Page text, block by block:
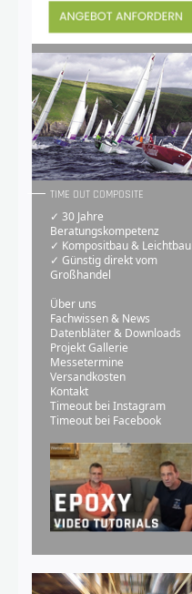
TIME OUT COMPOSITE
✓ 30 Jahre
Beratungskompetenz
✓ Kompositbau & Leichtbau
✓ Günstig direkt vom
Großhandel
Über uns
Fachwissen & News
Datenbläter & Downloads
Projekt Gallerie
Messetermine
Versandkosten
Kontakt
Timeout bei Instagram
Timeout bei Facebook